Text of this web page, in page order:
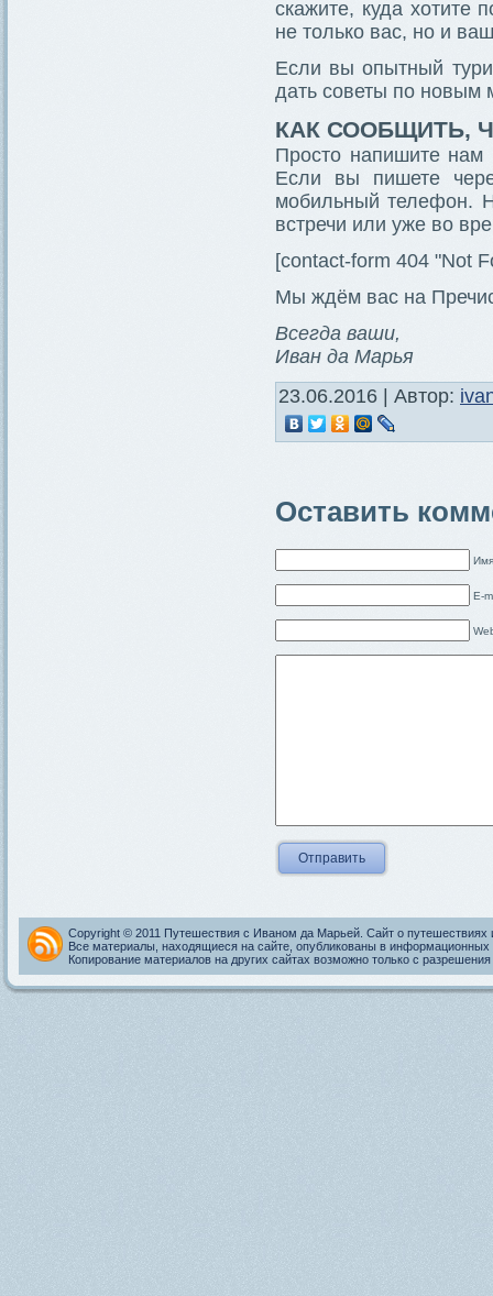
скажите, куда хотите
не только вас, но и
Если вы опытный
дать советы по новым
КАК СООБЩИТЬ,
Просто напишите нам
Если вы пишете
мобильный телефон.
встречи или уже во
[contact-form 404 "Not
Мы ждём вас на
Всегда ваши,
Иван да Марья
23.06.2016 | Автор:
Оставить
E-
Copyright © 2011 Путешествия с Иваном да Марьей. Сайт о путешествиях
Все материалы, находящиеся на сайте, опубликованы в информационных
Копирование материалов на других сайтах возможно только с разрешения